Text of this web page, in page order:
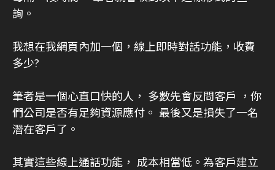
詢。
我想在我網頁內加一個，線上即時對話功能，收費
多少?
筆者是一個心直口快的人， 多數先會反問客戶 ，你
們公司是否有足夠資源應付。 最後又是損失了一名
潛在客戶了。
其實這些線上通話功能， 成本相當低。為客戶建立